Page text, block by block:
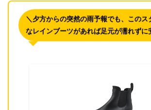
＼夕方からの突然の雨予報でも、このス
なレインブーツがあれば足元が濡れずに